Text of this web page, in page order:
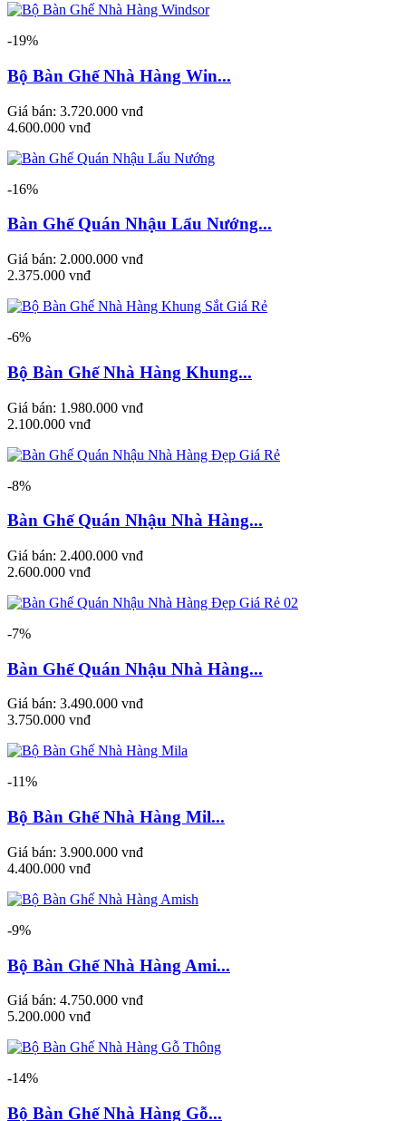
-19%
Bộ Bàn Ghế Nhà Hàng Win...
Giá bán: 3.720.000 vnđ
4.600.000 vnđ
-16%
Bàn Ghế Quán Nhậu Lẩu Nướng...
Giá bán: 2.000.000 vnđ
2.375.000 vnđ
-6%
Bộ Bàn Ghế Nhà Hàng Khung...
Giá bán: 1.980.000 vnđ
2.100.000 vnđ
-8%
Bàn Ghế Quán Nhậu Nhà Hàng...
Giá bán: 2.400.000 vnđ
2.600.000 vnđ
-7%
Bàn Ghế Quán Nhậu Nhà Hàng...
Giá bán: 3.490.000 vnđ
3.750.000 vnđ
-11%
Bộ Bàn Ghế Nhà Hàng Mil...
Giá bán: 3.900.000 vnđ
4.400.000 vnđ
-9%
Bộ Bàn Ghế Nhà Hàng Ami...
Giá bán: 4.750.000 vnđ
5.200.000 vnđ
-14%
Bộ Bàn Ghế Nhà Hàng Gỗ...